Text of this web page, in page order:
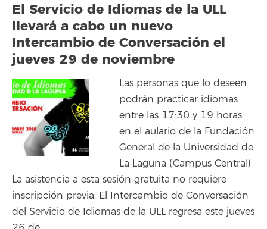
El Servicio de Idiomas de la ULL
llevará a cabo un nuevo
Intercambio de Conversación el
jueves 29 de noviembre
Las personas que lo deseen
podrán practicar idiomas
entre las 17:30 y 19 horas
en el aulario de la Fundación
General de la Universidad de
La Laguna (Campus Central).
La asistencia a esta sesión gratuita no requiere
inscripción previa. El Intercambio de Conversación
del Servicio de Idiomas de la ULL regresa este jueves